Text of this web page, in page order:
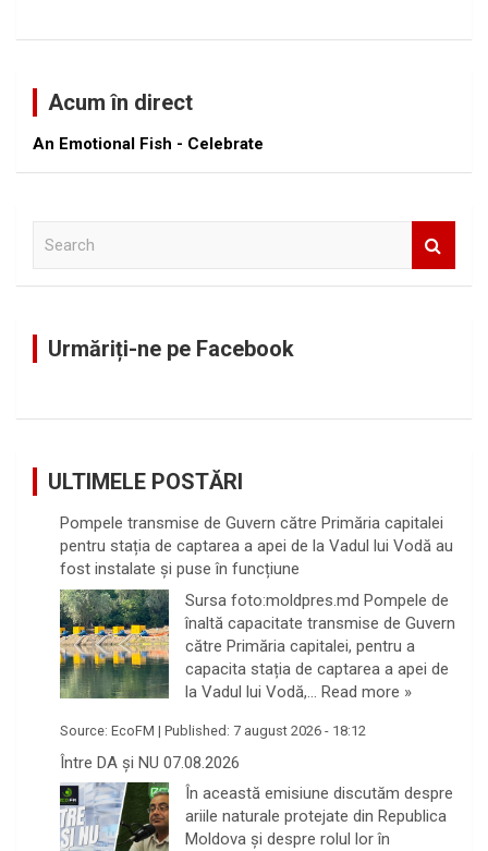
Acum în direct
An Emotional Fish - Celebrate
Urmăriți-ne pe Facebook
ULTIMELE POSTĂRI
Pompele transmise de Guvern către Primăria capitalei
pentru stația de captarea a apei de la Vadul lui Vodă au
fost instalate și puse în funcțiune
Sursa foto:moldpres.md Pompele de
înaltă capacitate transmise de Guvern
către Primăria capitalei, pentru a
capacita stația de captarea a apei de
la Vadul lui Vodă,… Read more »
Source: EcoFM | Published: 7 august 2026 - 18:12
Între DA și NU 07.08.2026
În această emisiune discutăm despre
ariile naturale protejate din Republica
Moldova și despre rolul lor în